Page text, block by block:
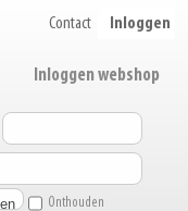
Contact Inloggen
Inloggen webshop
Onthouden